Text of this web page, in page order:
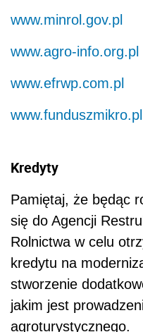
www.minrol.gov.pl
www.agro-info.org.pl
www.efrwp.com.pl
www.funduszmikro.pl
Kredyty
Pamiętaj, że będąc
się do Agencji
Rolnictwa w celu
kredytu na
stworzenie
jakim jest
agroturystycznego.